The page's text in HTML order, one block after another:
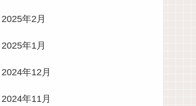
2025年2月
2025年1月
2024年12月
2024年11月